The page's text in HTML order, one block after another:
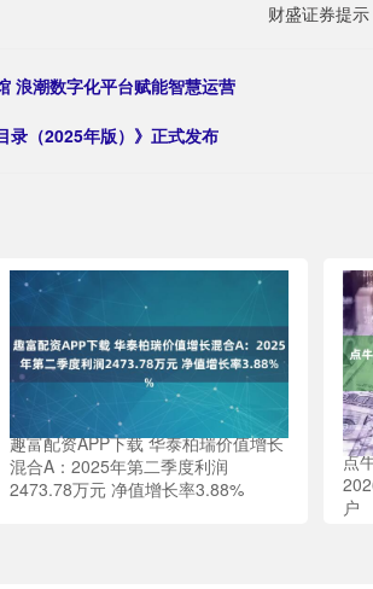
财盛证券提
浪潮数字化平台赋能智慧运营
录（2025年版）》正式发布
趣富配资APP下载 华泰柏瑞价值增长
混合A：2025年第二季度利润
2473.78万元 净值增长率3.88%
点
户